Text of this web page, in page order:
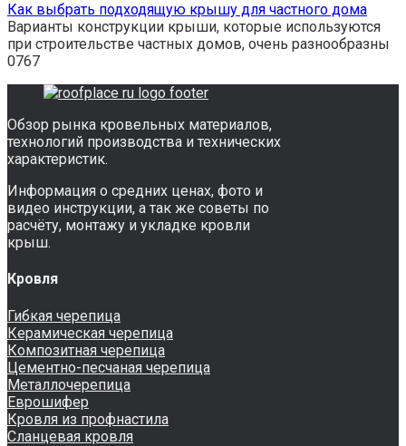
Как выбрать подходящую крышу для частного дома
Варианты конструкции крыши, которые используются
при строительстве частных домов, очень разнообразны
0767
Обзор рынка кровельных материалов,
технологий производства и технических
характеристик.
Информация о средних ценах, фото и
видео инструкции, а так же советы по
расчёту, монтажу и укладке кровли
крыш.
Кровля
Гибкая черепица
Керамическая черепица
Композитная черепица
Цементно-песчаная черепица
Металлочерепица
Еврошифер
Кровля из профнастила
Сланцевая кровля